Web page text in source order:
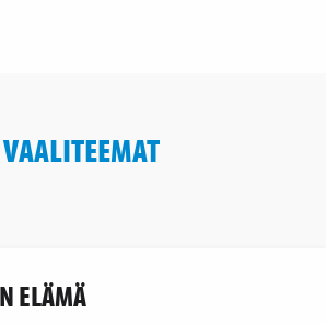
VAALITEEMAT
ELÄMÄ